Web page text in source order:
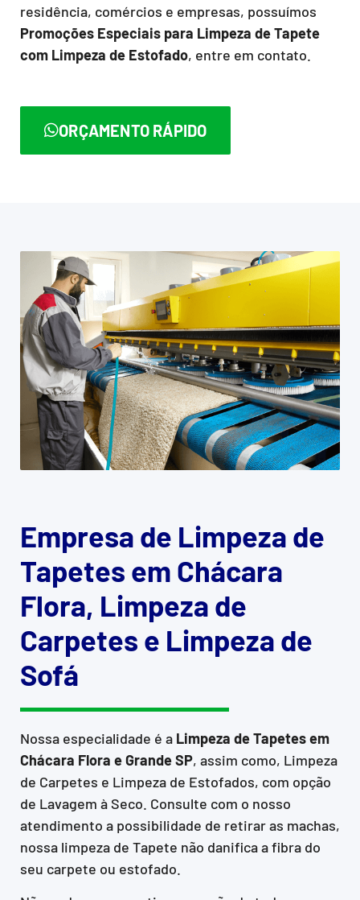
residência, comércios e empresas, possuímos
Promoções Especiais para Limpeza de Tapete
com Limpeza de Estofado, entre em contato.
ORÇAMENTO RÁPIDO
Empresa de Limpeza de
Tapetes em Chácara
Flora, Limpeza de
Carpetes e Limpeza de
Sofá
Nossa especialidade é a Limpeza de Tapetes em
Chácara Flora e Grande SP, assim como, Limpeza
de Carpetes e Limpeza de Estofados, com opção
de Lavagem à Seco. Consulte com o nosso
atendimento a possibilidade de retirar as machas,
nossa limpeza de Tapete não danifica a fibra do
seu carpete ou estofado.